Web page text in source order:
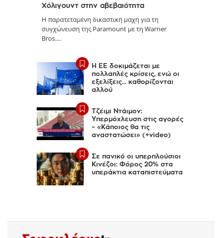
Χόλιγουντ στην αβεβαιότητα
Η παρατεταμένη δικαστική μάχη για τη
συγχώνευση της Paramount με τη Warner
Bros....
Η ΕΕ δοκιμάζεται με
πολλαπλές κρίσεις, ενώ οι
εξελίξεις... καθορίζονται
αλλού
Τζέιμι Ντάιμον:
Υπερμόχλευση στις αγορές
– «Κάποιος θα τις
αναστατώσει» (+video)
Σε πανικό οι υπερπλούσιοι
Κινέζοι: Φόρος 20% στα
υπεράκτια καταπιστεύματα